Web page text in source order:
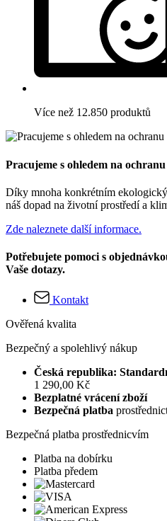
Více než 12.850 produktů
Pracujeme s ohledem na
Díky mnoha konkrétním
náš dopad na životní prostředí a
Zde naleznete další informace.
Potřebujete pomoci s
Vaše dotazy.
Kontakt
Ověřená kvalita
Bezpečný a spolehlivý nákup
Česká republika:
1 290,00 Kč
Bezplatné vrácení zboží
Bezpečná platba
Bezpečná platba prostřednicvím
Platba na dobírku
Platba předem